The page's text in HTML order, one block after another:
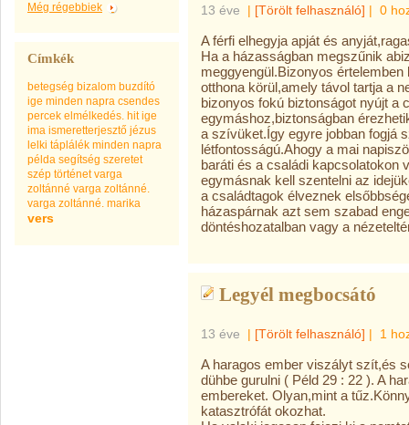
Még régebbiek
Címkék
betegség bizalom buzdító
ige minden napra csendes
percek elmélkedés. hit ige
ima ismeretterjesztő jézus
lelki táplálék minden napra
példa segítség szeretet
szép történet varga
zoltánné varga zoltánné.
varga zoltánné. marika
vers
13 éve | [Törölt felhasználó] | 0
A férfi elhegyja apját és
Ha a házasságban megszűnik
meggyengül.Bizonyos
otthona körül,amely távol tartja a
bizonyos fokú biztonságot nyújt a
egymáshoz,biztonságban
a szívüket.Így egyre jobban fogjá
létfontosságú.Ahogy a mai
baráti és a családi kapcsolatokon
egymásnak kell szentelni az
a családtagok élveznek
házaspárnak azt sem szabad
döntéshozatalban vagy a
Legyél megbocsátó
13 éve | [Törölt felhasználó] | 1
A haragos ember viszályt szít,és
dühbe gurulni ( Péld 29 : 22 ). A
embereket. Olyan,mint a
katasztrófát okozhat.